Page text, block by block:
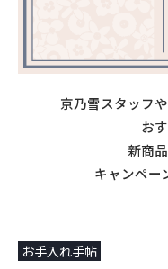
京乃雪スタッフ
お
新商
キャンペー
お手入れ手帖